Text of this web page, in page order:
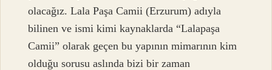
olacağız. Lala Paşa Camii (Erzurum) adıyla
bilinen ve ismi kimi kaynaklarda “Lalapaşa
Camii” olarak geçen bu yapının mimarının kim
olduğu sorusu aslında bizi bir zaman